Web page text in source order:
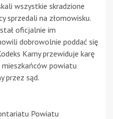
wszystkie skradzione
sprzedali na złomowisku.
oficjalnie im
dobrowolnie poddać się
Karny przewiduje karę
powiatu
przez sąd.
Powiatu